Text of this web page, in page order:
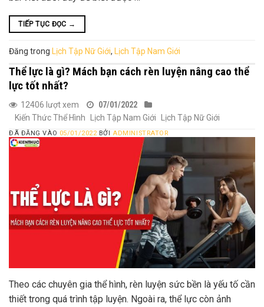
TIẾP TỤC ĐỌC →
Đăng trong Lịch Tập Nữ Giới, Lịch Tập Nam Giới
Thể lực là gì? Mách bạn cách rèn luyện nâng cao thể
lực tốt nhất?
12406 lượt xem
07/01/2022
Kiến Thức Thể Hình
Lịch Tập Nam Giới Lịch Tập Nữ Giới
ĐÃ ĐĂNG VÀO 05/01/2022BỞIADMINISTRATOR
Theo các chuyên gia thể hình, rèn luyện sức bền là yếu tố cần
thiết trong quá trình tập luyện. Ngoài ra, thể lực còn ảnh